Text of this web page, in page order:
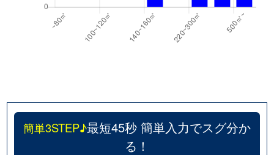
簡単3STEP♪最短45秒 簡単入力でスグ分か
る！